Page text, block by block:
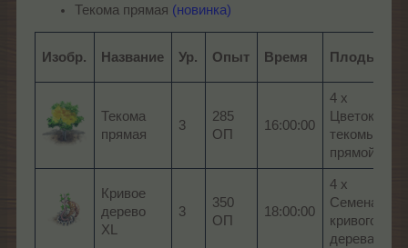
Текома прямая (новинка)
Изобр. Название Ур. Опыт Время Плоды
Текома
прямая
3
285
ОП
16:00:00
4 x
Цветок
текомы
прямой
Кривое
дерево
XL
3
350
ОП
18:00:00
4 x
Семена
кривого
дерева